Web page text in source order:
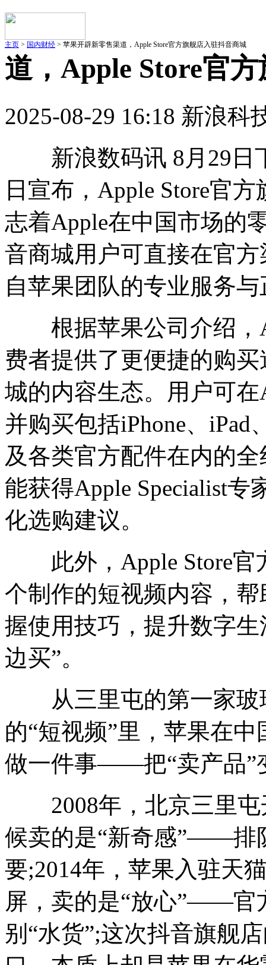
主页 > 国内财经 > 苹果开辟新零售渠道，Apple Store官方旗舰店入驻抖音商城
道，Apple Store官
2025-08-29 16:18 新浪科
新浪数码讯 8月29日
日宣布，Apple Store官
志着Apple在中国市场的
音商城用户可直接在官
自苹果团队的专业服务
根据苹果公司介绍，
费者提供了更便捷的购
城的内容生态。用户可
并购买包括iPhone、iPad
及各类官方配件在内的
能获得Apple Specialist
化选购建议。
此外，Apple Store官
个制作的短视频内容，
握使用技巧，提升数字
边买”。
从三里屯的第一家玻
的“短视频”里，苹果在
做一件事——把“卖产品”
2008年，北京三里屯
候卖的是“新奇感”——排
要;2014年，苹果入驻天
屏，卖的是“放心”——官
别“水货”;这次抖音旗舰